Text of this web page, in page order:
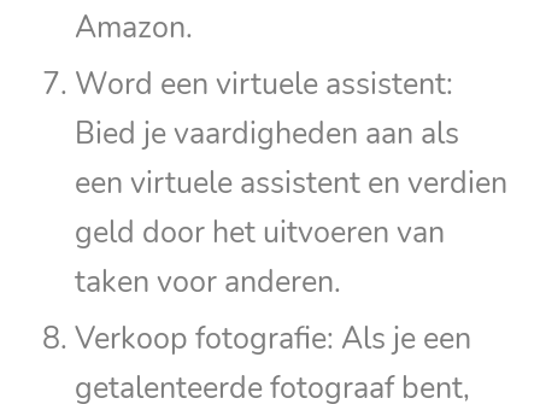
Amazon.
Word een virtuele assistent:
Bied je vaardigheden aan als
een virtuele assistent en verdien
geld door het uitvoeren van
taken voor anderen.
Verkoop fotografie: Als je een
getalenteerde fotograaf bent,